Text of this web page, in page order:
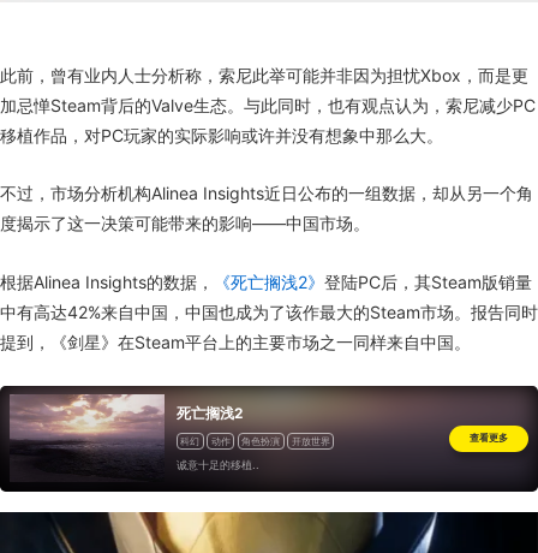
此前，曾有业内人士分析称，索尼此举可能并非因为担忧Xbox，而是更
加忌惮Steam背后的Valve生态。与此同时，也有观点认为，索尼减少PC
移植作品，对PC玩家的实际影响或许并没有想象中那么大。
不过，市场分析机构Alinea Insights近日公布的一组数据，却从另一个角
度揭示了这一决策可能带来的影响——中国市场。
根据Alinea Insights的数据， 《死亡搁浅2》 登陆PC后，其Steam版销量
中有高达42%来自中国，中国也成为了该作最大的Steam市场。报告同时
提到，《剑星》在Steam平台上的主要市场之一同样来自中国。
死亡搁浅2
科幻 动作 角色扮演 开放世界
诚意十足的移植..
查看更多